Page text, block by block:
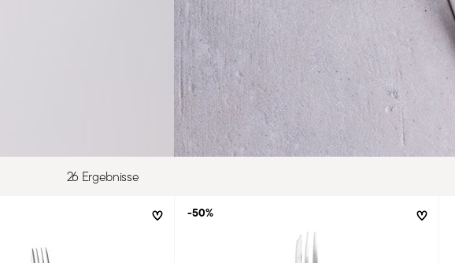
26 Ergebnisse
-50%